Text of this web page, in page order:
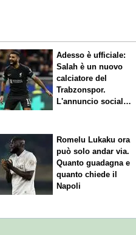
Adesso è ufficiale:
Salah è un nuovo
calciatore del
Trabzonspor.
L'annuncio social
Romelu Lukaku ora
può solo andar via.
Quanto guadagna e
quanto chiede il
Napoli